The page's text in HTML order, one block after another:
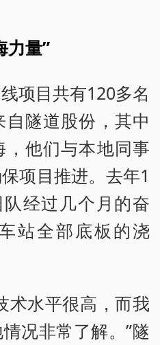
力量”
项目共有120多名
自隧道股份，其中
，他们与本地同事
项目推进。去年1
经过几个月的奋
站全部底板的浇
术水平很高，而我
况非常了解。”隧